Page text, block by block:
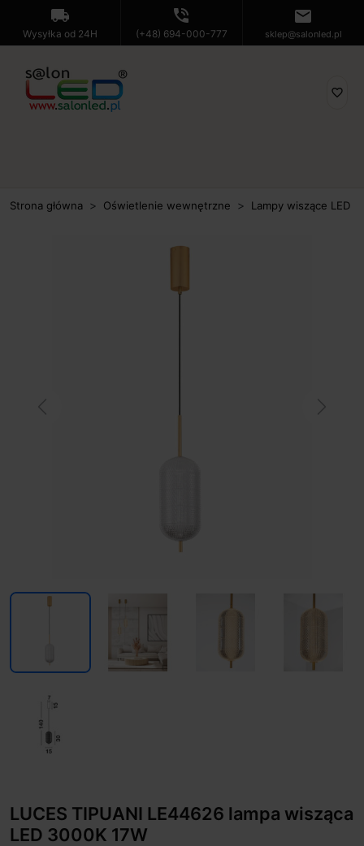
local_shipping
Wysyłka od 24H
phone_in_talk
(+48) 694-000-777
mail
sklep@salonled.pl
favorite_border
Strona główna Oświetlenie wewnętrzne Lampy wiszące LED
LUCES TIPUANI LE44626 lampa wisząca
LED 3000K 17W